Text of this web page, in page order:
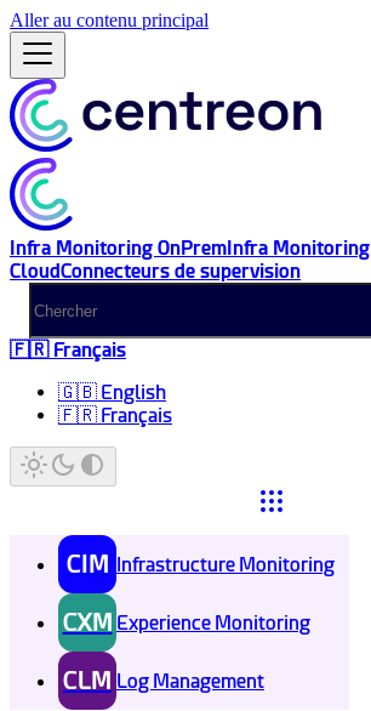
Aller au contenu principal
Infra Monitoring OnPremInfra Monitoring
CloudConnecteurs de supervision
🇫🇷 Français
🇬🇧 English
🇫🇷 Français
CIM Infrastructure Monitoring
CXM Experience Monitoring
CLM Log Management